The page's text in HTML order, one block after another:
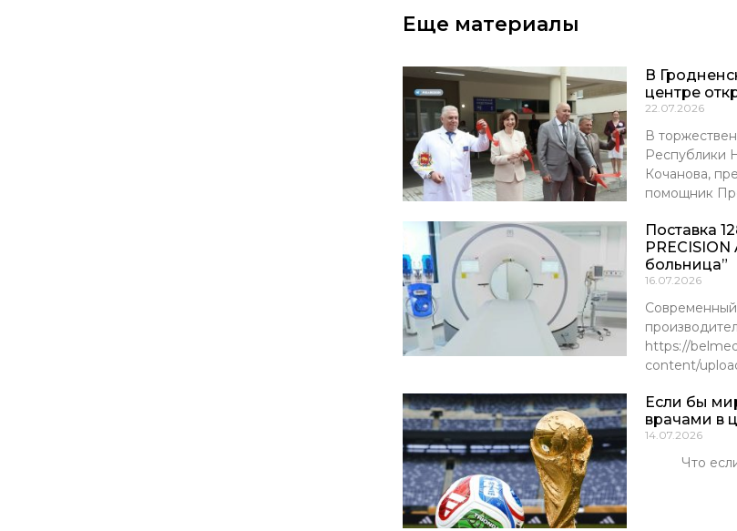
Еще материалы
В
центре
22.07.2026
В
Республики
Кочанова,
помощник
Поставка
больница”
16.07.2026
Современный
https://
content/
Если бы
врачами в
14.07.2026
Что если